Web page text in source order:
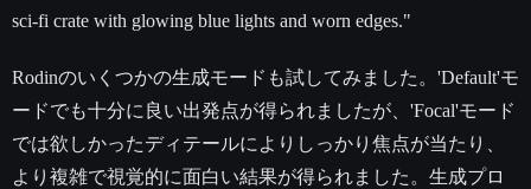
sci-fi crate with glowing blue lights and worn edges."
Rodinのいくつかの生成モードも試してみました。'Default'モ
ードでも十分に良い出発点が得られましたが、'Focal'モード
では欲しかったディテールによりしっかり焦点が当たり、
より複雑で視覚的に面白い結果が得られました。生成プロ